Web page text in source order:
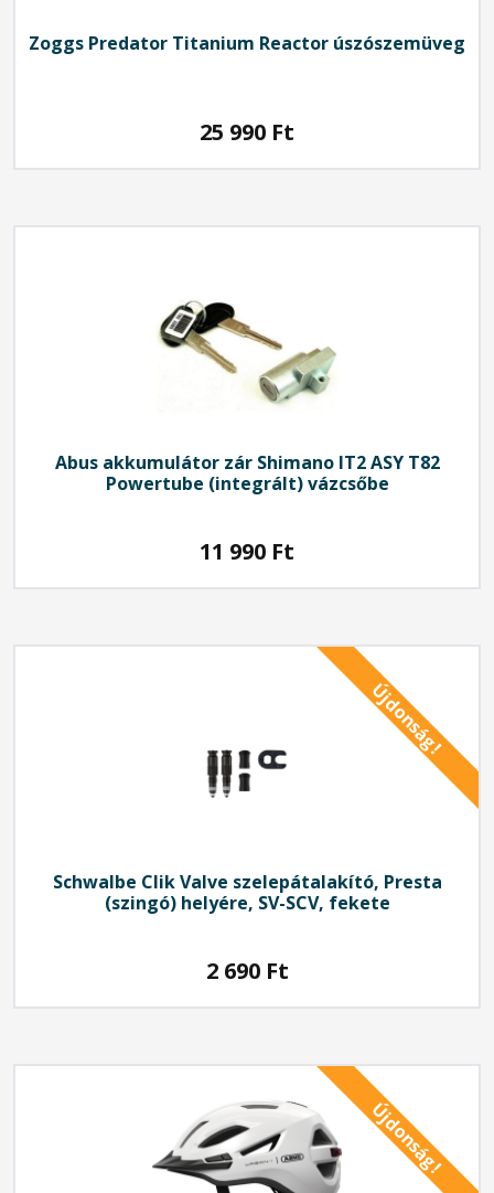
Zoggs Predator Titanium Reactor úszószemüveg
25 990 Ft
Abusakkumulátor zár Shimano IT2 ASY T82
Powertube (integrált) vázcsőbe
11 990 Ft
Újdonság!
Schwalbe Clik Valve szelepátalakító, Presta
(szingó) helyére, SV-SCV, fekete
2 690 Ft
Újdonság!